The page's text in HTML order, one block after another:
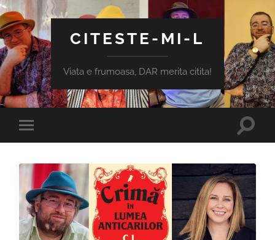
CITESTE-MI-L
Viata e frumoasa, DAR merita citita!
Toggle
mobile
Toggle